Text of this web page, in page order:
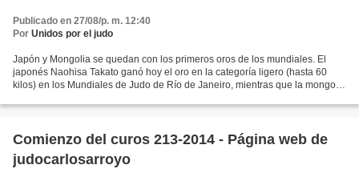
Publicado en 27/08/p. m. 12:40
Por Unidos por el judo
Japón y Mongolia se quedan con los primeros oros de los mundiales. El
japonés Naohisa Takato ganó hoy el oro en la categoría ligero (hasta 60
kilos) en los Mundiales de Judo de Río de Janeiro, mientras que la mongol
Comienzo del curos 213-2014 - Página web de
judocarlosarroyo